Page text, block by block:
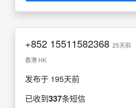
+852 15511582368 25天前
香港 HK
发布于 195天前
已收到337条短信